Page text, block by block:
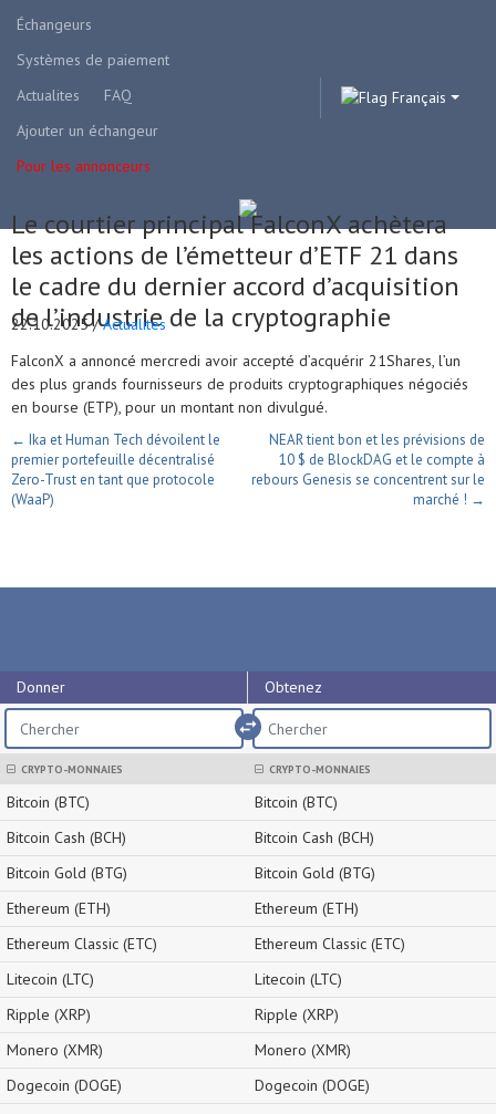
Échangeurs
Systèmes de paiement
Actualites
FAQ
Ajouter un échangeur
Pour les annonceurs
Français
Le courtier principal FalconX achètera
les actions de l’émetteur d’ETF 21 dans
le cadre du dernier accord d’acquisition
de l’industrie de la cryptographie
22.10.2025 /Actualites
FalconX a annoncé mercredi avoir accepté d’acquérir 21Shares, l’un
des plus grands fournisseurs de produits cryptographiques négociés
en bourse (ETP), pour un montant non divulgué.
← Ika et Human Tech dévoilent le
premier portefeuille décentralisé
Zero-Trust en tant que protocole
(WaaP)
NEAR tient bon et les prévisions de
10 $ de BlockDAG et le compte à
rebours Genesis se concentrent sur le
marché ! →
Donner Obtenez
import_export
CRYPTO-MONNAIES
Bitcoin (BTC)
Bitcoin Cash (BCH)
Bitcoin Gold (BTG)
Ethereum (ETH)
Ethereum Classic (ETC)
Litecoin (LTC)
Ripple (XRP)
Monero (XMR)
Dogecoin (DOGE)
CRYPTO-MONNAIES
Bitcoin (BTC)
Bitcoin Cash (BCH)
Bitcoin Gold (BTG)
Ethereum (ETH)
Ethereum Classic (ETC)
Litecoin (LTC)
Ripple (XRP)
Monero (XMR)
Dogecoin (DOGE)